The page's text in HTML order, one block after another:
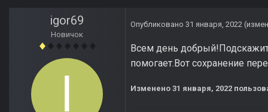
igor69
Новичок
Опубликовано 31 января, 2022
Всем день
помогает.Вот сохранение
Изменено 31 января, 2022